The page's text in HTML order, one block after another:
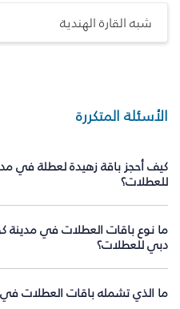
شبه القارة الهندية
الأسئلة المتكررة
كيف أحجز باقة زهيدة لعطلة في
للعطلات؟
ما نوع باقات العطلات في مدينة
دبي للعطلات؟
ما الذي تشمله باقات العطلات في